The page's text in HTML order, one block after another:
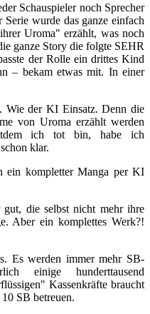
Schauspieler noch Sprecher
wurde das ganze einfach
Uroma" erzählt, was noch
ganze Story die folgte SEHR
der Rolle ein drittes Kind
– bekam etwas mit. In einer
Wie der KI Einsatz. Denn die
von Uroma erzählt werden
ich tot bin, habe ich
klar.
ein kompletter Manga per KI
die selbst nicht mehr ihre
Aber ein komplettes Werk?!
Es werden immer mehr SB-
einige hunderttausend
Kassenkräfte braucht
SB betreuen.